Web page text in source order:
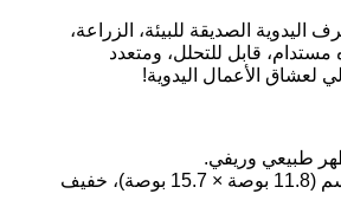
الصديقة للبيئة، الزراعة،
قابل للتحلل، ومتعدد
لعشاق الأعمال اليدوية!
طبيعي وريفي.
30 سم × 40 سم (11.8 بوصة × 15.7 بوصة)، خفيف